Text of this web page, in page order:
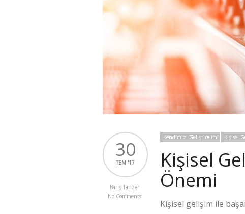
30
TEM '17
Barış Tanzer
No Comments
Kendimizi Geliştirelim Kişisel
Kişisel
Önemi
Kişisel gelişim ile